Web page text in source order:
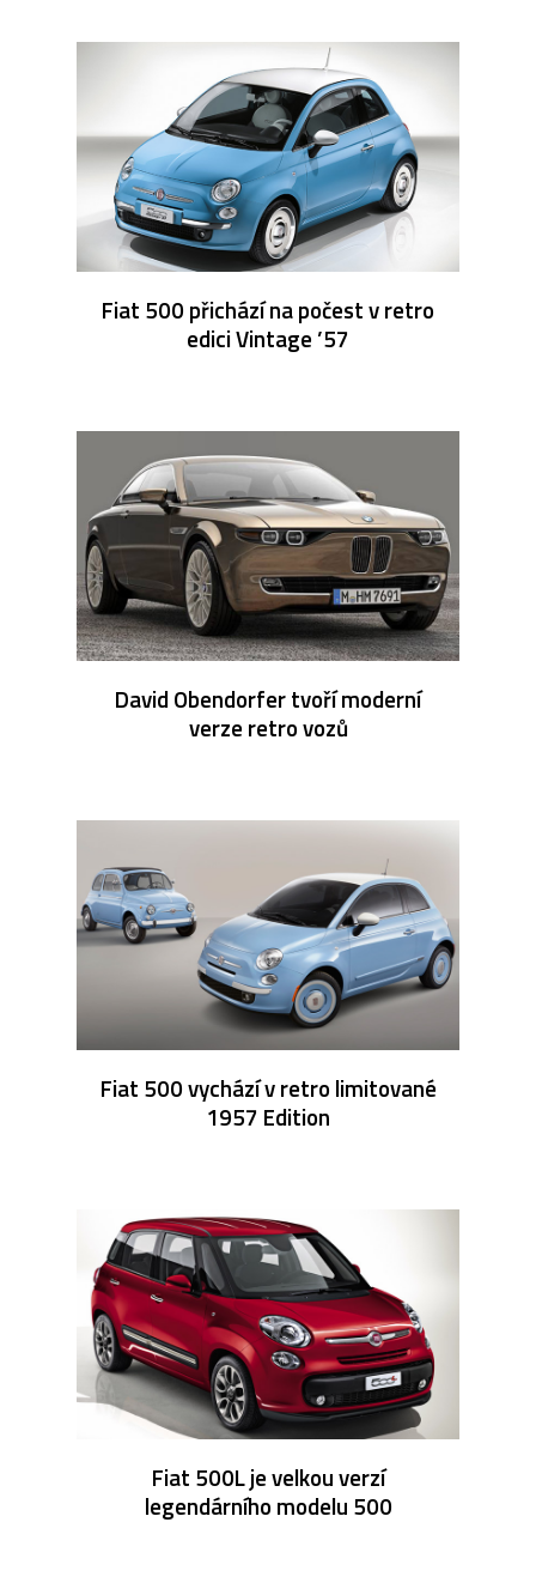
Fiat 500 přichází na počest v retro
edici Vintage ’57
David Obendorfer tvoří moderní
verze retro vozů
Fiat 500 vychází v retro limitované
1957 Edition
Fiat 500L je velkou verzí
legendárního modelu 500